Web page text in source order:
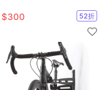
$300 52折